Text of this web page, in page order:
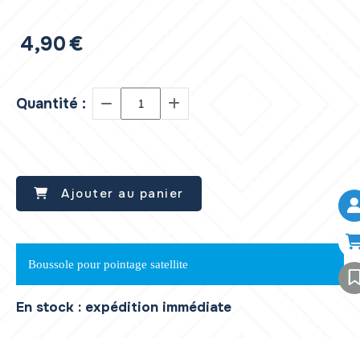
4,90€
Quantité :
Ajouter au panier
Boussole pour pointage satellite
En stock : expédition immédiate